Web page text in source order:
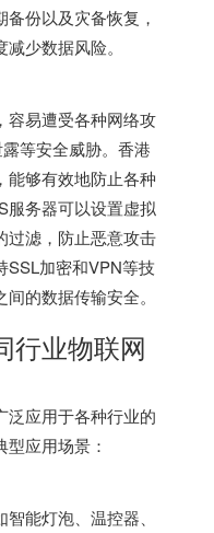
份以及灾备恢复，
少数据风险。
容易遭受各种网络攻
等安全威胁。香港
能够有效地防止各种
服务器可以设置虚拟
过滤，防止恶意攻击
SSL加密和VPN等技
的数据传输安全。
行业物联网
泛应用于各种行业的
应用场景：
能灯泡、温控器、